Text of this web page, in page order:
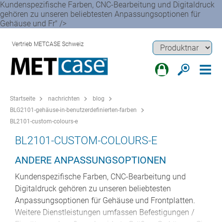
Kundenspezifische Farben, CNC-Bearbeitung und Digitaldruck
gehören zu unseren beliebtesten Anpassungsoptionen für
Gehäuse und Fr" />
Vertrieb METCASE Schweiz
Startseite nachrichten
blog
BLG2101-gehäuse-in-benutzerdefinierten-farben
BL2101-custom-colours-e
BL2101-CUSTOM-COLOURS-E
ANDERE ANPASSUNGSOPTIONEN
Kundenspezifische Farben, CNC-Bearbeitung und
Digitaldruck gehören zu unseren beliebtesten
Anpassungsoptionen für Gehäuse und Frontplatten.
Weitere Dienstleistungen umfassen Befestigungen /